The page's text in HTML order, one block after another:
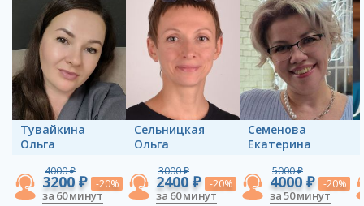
Тувайкина
Ольга
4000 ₽
3200 ₽ -20%
за 60 минут
Сельницкая
Ольга
3000 ₽
2400 ₽ -20%
за 60 минут
Семенова
Екатерина
5000 ₽
4000 ₽ -20%
за 50 минут